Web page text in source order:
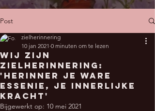
Post
Wij zijn
Zielherinnering:
'herinner je ware
essenie, je innerlijke
kracht'
zielherinnering
10 jan 2021 0 minuten om te lezen
Bijgewerkt op: 10 mei 2021